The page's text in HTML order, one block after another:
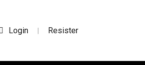
Login | Resister